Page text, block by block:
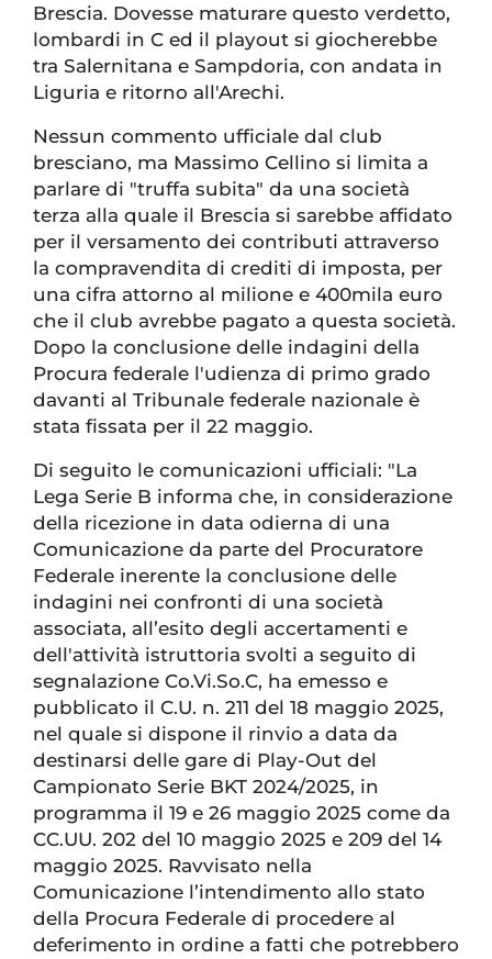
Brescia. Dovesse maturare questo verdetto,
lombardi in C ed il playout si giocherebbe
tra Salernitana e Sampdoria, con andata in
Liguria e ritorno all'Arechi.
Nessun commento ufficiale dal club
bresciano, ma Massimo Cellino si limita a
parlare di "truffa subita" da una società
terza alla quale il Brescia si sarebbe affidato
per il versamento dei contributi attraverso
la compravendita di crediti di imposta, per
una cifra attorno al milione e 400mila euro
che il club avrebbe pagato a questa società.
Dopo la conclusione delle indagini della
Procura federale l'udienza di primo grado
davanti al Tribunale federale nazionale è
stata fissata per il 22 maggio.
Di seguito le comunicazioni ufficiali: "La
Lega Serie B informa che, in considerazione
della ricezione in data odierna di una
Comunicazione da parte del Procuratore
Federale inerente la conclusione delle
indagini nei confronti di una società
associata, all’esito degli accertamenti e
dell'attività istruttoria svolti a seguito di
segnalazione Co.Vi.So.C, ha emesso e
pubblicato il C.U. n. 211 del 18 maggio 2025,
nel quale si dispone il rinvio a data da
destinarsi delle gare di Play-Out del
Campionato Serie BKT 2024/2025, in
programma il 19 e 26 maggio 2025 come da
CC.UU. 202 del 10 maggio 2025 e 209 del 14
maggio 2025. Ravvisato nella
Comunicazione l’intendimento allo stato
della Procura Federale di procedere al
deferimento in ordine a fatti che potrebbero